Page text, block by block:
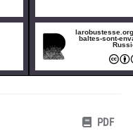
baltes-sont-
PDF